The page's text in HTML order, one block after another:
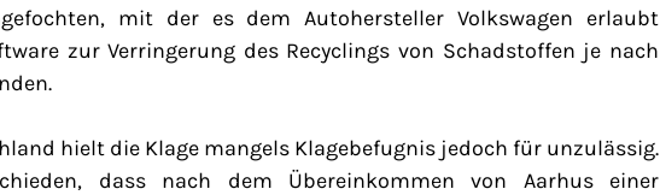
mit der es dem Autohersteller Volkswagen erlaubt
zur Verringerung des Recyclings von Schadstoffen je nach
hielt die Klage mangels Klagebefugnis jedoch für unzulässig.
dass nach dem Übereinkommen von Aarhus einer